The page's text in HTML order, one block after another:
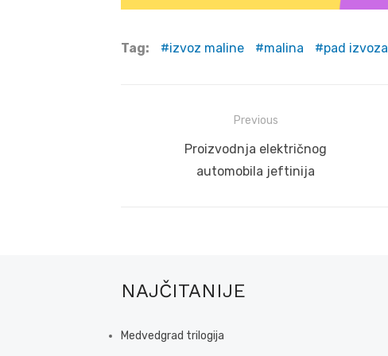
Tag: izvoz maline malina pad izvoza
navigation
Previous
PreviousProizvodnja električnog
automobila jeftinija
NAJČITANIJE
Medvedgrad trilogija